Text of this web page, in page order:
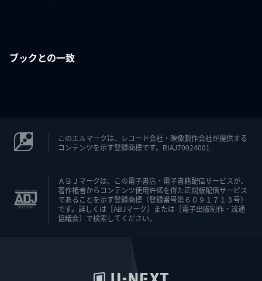
ブックとの一致
このエルマークは、レコード会社・映像製作会社が提供する
コンテンツを示す登録商標です。RIAJ70024001
ＡＢＪマークは、この電子書店・電子書籍配信サービスが、
著作権者からコンテンツ使用許諾を得た正規版配信サービス
であることを示す登録商標（登録番号第６０９１７１３号）
です。詳しくは［ABJマーク］または［電子出版制作・流通
協議会］で検索してください。